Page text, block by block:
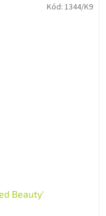
Beauty'
Kód: 1344/K9